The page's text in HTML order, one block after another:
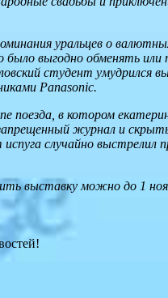
уральцев о
выгодно обменять
студент
Panasonic.
поезда, в котором
журнал и
случайно
выставку можно до 1